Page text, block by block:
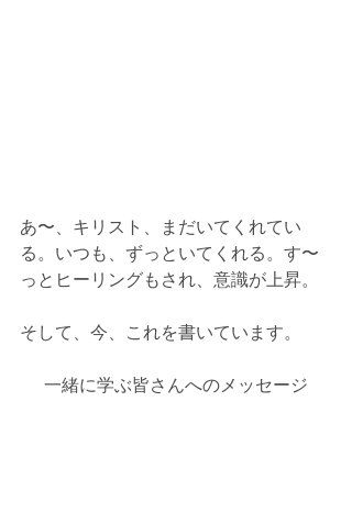
あ〜、キリスト、まだいてくれてい
る。いつも、ずっといてくれる。す〜
っとヒーリングもされ、意識が上昇。
そして、今、これを書いています。
一緒に学ぶ皆さんへのメッセージ